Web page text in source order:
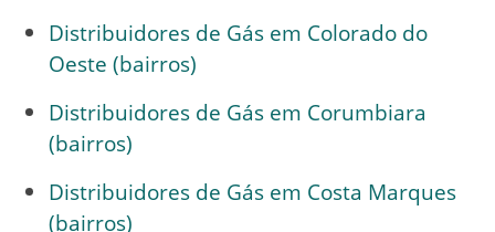
Distribuidores de Gás em Colorado do
Oeste (bairros)
Distribuidores de Gás em Corumbiara
(bairros)
Distribuidores de Gás em Costa Marques
(bairros)